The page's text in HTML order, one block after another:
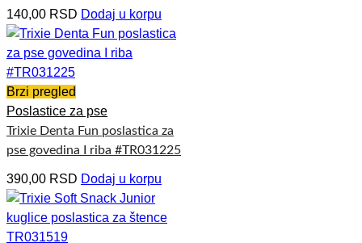
140,00 RSD Dodaj u korpu
Brzi pregled
Poslastice za pse
Trixie Denta Fun poslastica za
pse govedina I riba #TR031225
390,00 RSD Dodaj u korpu